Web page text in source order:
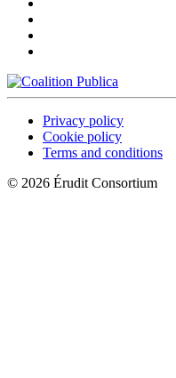
Privacy policy
Cookie policy
Terms and conditions
© 2026 Érudit Consortium